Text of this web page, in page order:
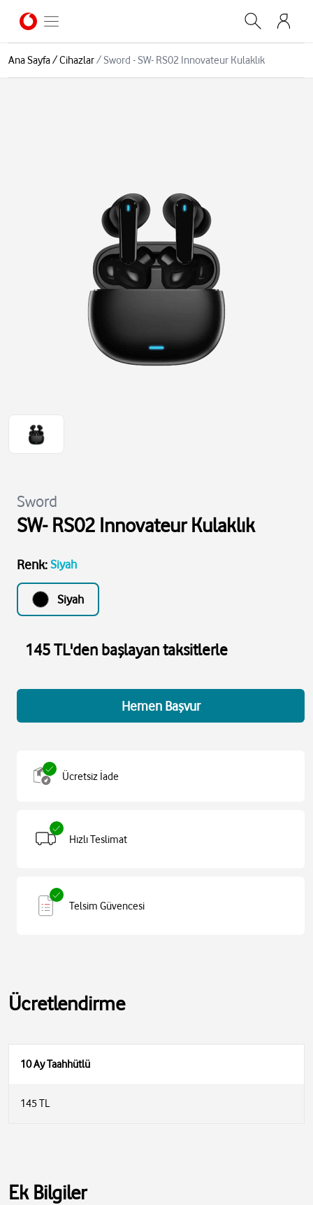
Ana Sayfa/Cihazlar/Sword - SW- RS02 Innovateur Kulaklık
Sword
SW- RS02 Innovateur Kulaklık
Renk: Siyah
Siyah
145 TL'den başlayan taksitlerle
Hemen Başvur
Ücretsiz İade
Hızlı Teslimat
Telsim Güvencesi
Ücretlendirme
10 Ay Taahhütlü
145 TL
Ek Bilgiler